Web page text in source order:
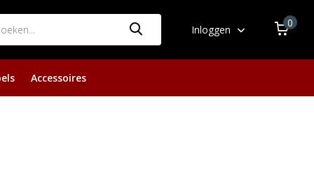
Inloggen
0
Accessoires